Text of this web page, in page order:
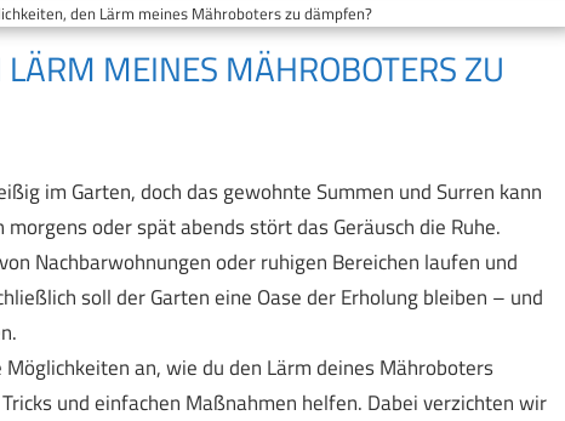
den Lärm meines Mähroboters zu dämpfen?
MEINES MÄHROBOTERS ZU
im Garten, doch das gewohnte Summen und Surren kann
oder spät abends stört das Geräusch die Ruhe.
Nachbarwohnungen oder ruhigen Bereichen laufen und
soll der Garten eine Oase der Erholung bleiben – und
an, wie du den Lärm deines Mähroboters
und einfachen Maßnahmen helfen. Dabei verzichten wir